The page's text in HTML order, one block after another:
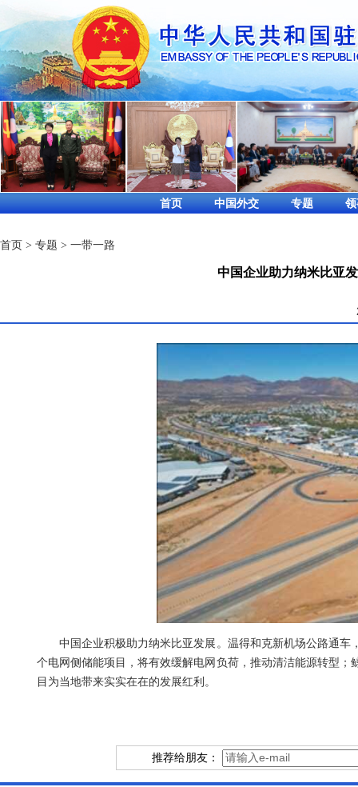
首页 中国外交 专题
首页 > 专题 > 一带一路
中国企业助力纳米比亚
中国企业积极助力纳米比亚发展。温得和克新机场公路通车
个电网侧储能项目，将有效缓解电网负荷，推动清洁能源转型
目为当地带来实实在在的发展红利。
推荐给朋友：